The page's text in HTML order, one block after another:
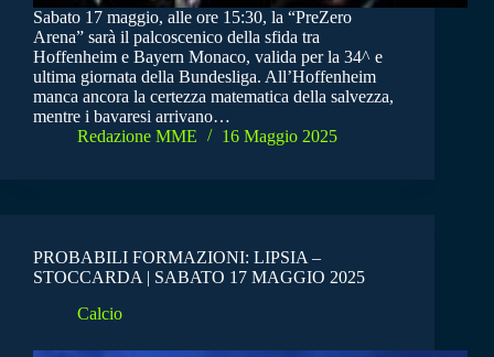
Sabato 17 maggio, alle ore 15:30, la “PreZero
Arena” sarà il palcoscenico della sfida tra
Hoffenheim e Bayern Monaco, valida per la 34^ e
ultima giornata della Bundesliga. All’Hoffenheim
manca ancora la certezza matematica della salvezza,
mentre i bavaresi arrivano…
Redazione MME
16 Maggio 2025
PROBABILI FORMAZIONI: LIPSIA –
STOCCARDA | SABATO 17 MAGGIO 2025
Calcio